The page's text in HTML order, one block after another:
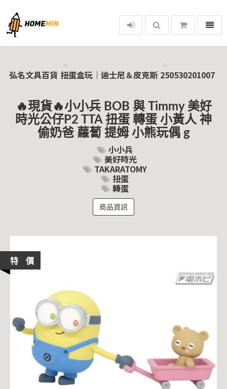
弘名文具百貨
選單
弘名文具百貨 扭蛋盒玩｜迪士尼＆皮克斯 250530201007
🔥現貨🔥小小兵 BOB 與 Timmy 美好
時光公仔P2 TTA 扭蛋 轉蛋 小黃人 神
偷奶爸 蘿蔔 提姆 小熊玩偶 g
小小兵
美好時光
TAKARATOMY
扭蛋
轉蛋
商品資訊
特 價